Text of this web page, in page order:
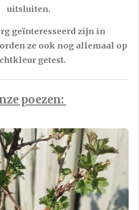
uitsluiten.
geïnteresseerd zijn in
ze ook nog allemaal op
getest.
poezen: